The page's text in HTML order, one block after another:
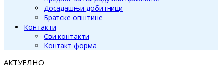
Досадашњи добитници
Братске општине
Контакти
Сви контакти
Контакт форма
АКТУЕЛНО